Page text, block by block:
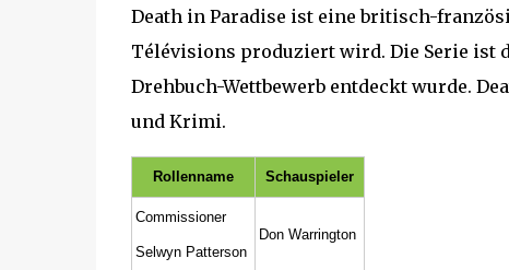
Death in Paradise ist eine britisch-
Télévisions produziert wird. Die Serie ist
Drehbuch-Wettbewerb entdeckt wurde.
und Krimi.
Rollenname Schauspieler
Commissioner
Selwyn Patterson
Don Warrington